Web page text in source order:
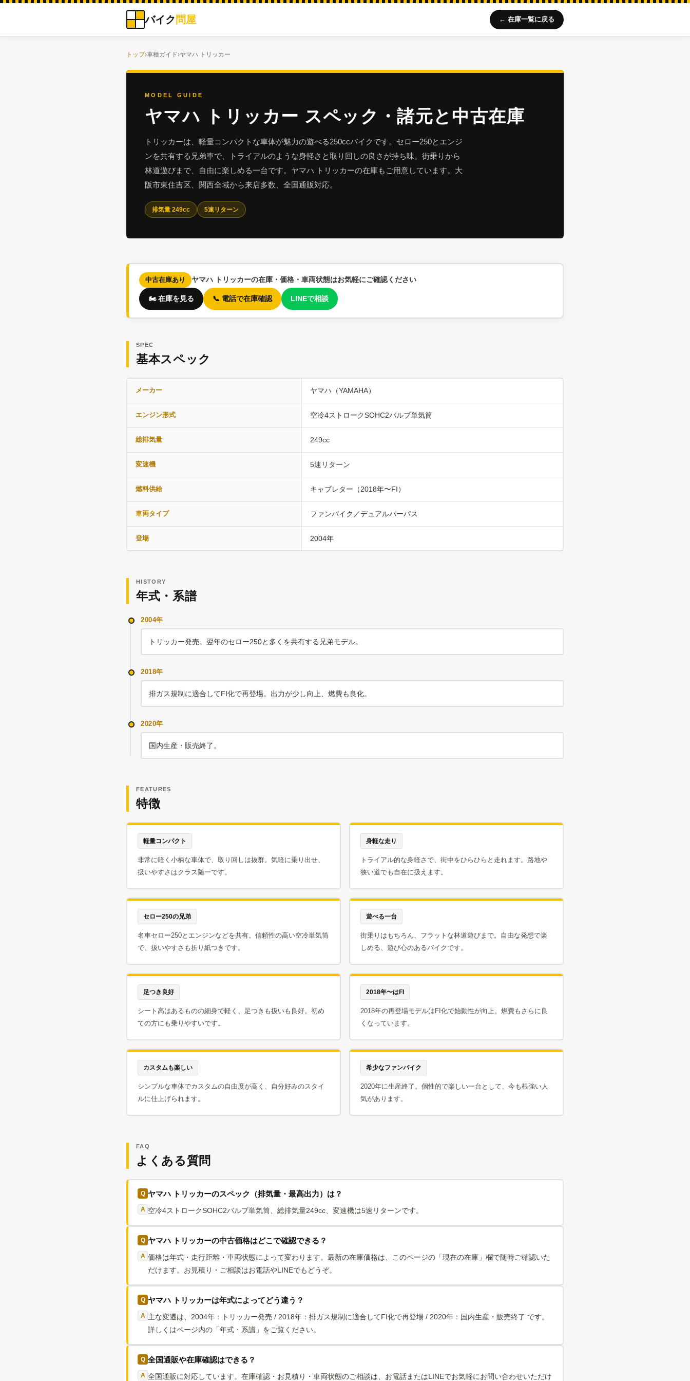
バイク 問屋 ← 在庫一覧に戻る
トップ›車種ガイド›ヤマハ トリッカー
MODEL GUIDE
ヤマハ トリッカー スペック・諸元と中古在庫
トリッカーは、軽量コンパクトな車体が魅力の遊べる250ccバイクです。セロー250とエンジ
ンを共有する兄弟車で、トライアルのような身軽さと取り回しの良さが持ち味。街乗りから
林道遊びまで、自由に楽しめる一台です。ヤマハ トリッカーの在庫もご用意しています。大
阪市東住吉区、関西全域から来店多数、全国通販対応。
排気量 249cc 5速リターン
中古在庫あり ヤマハ トリッカーの在庫・価格・車両状態はお気軽にご確認ください
🏍️ 在庫を見る 📞 電話で在庫確認 LINEで相談
SPEC
基本スペック
メーカー ヤマハ（YAMAHA）
エンジン形式 空冷4ストロークSOHC2バルブ単気筒
総排気量 249cc
変速機 5速リターン
燃料供給 キャブレター（2018年〜FI）
車両タイプ ファンバイク／デュアルパーパス
登場 2004年
HISTORY
年式・系譜
2004年
トリッカー発売。翌年のセロー250と多くを共有する兄弟モデル。
2018年
排ガス規制に適合してFI化で再登場。出力が少し向上、燃費も良化。
2020年
国内生産・販売終了。
FEATURES
特徴
軽量コンパクト
非常に軽く小柄な車体で、取り回しは抜群。気軽に乗り出せ、
扱いやすさはクラス随一です。
身軽な走り
トライアル的な身軽さで、街中をひらひらと走れます。路地や
狭い道でも自在に扱えます。
セロー250の兄弟
名車セロー250とエンジンなどを共有。信頼性の高い空冷単気筒
で、扱いやすさも折り紙つきです。
遊べる一台
街乗りはもちろん、フラットな林道遊びまで。自由な発想で楽
しめる、遊び心のあるバイクです。
足つき良好
シート高はあるものの細身で軽く、足つきも扱いも良好。初め
ての方にも乗りやすいです。
2018年〜はFI
2018年の再登場モデルはFI化で始動性が向上。燃費もさらに良
くなっています。
カスタムも楽しい
シンプルな車体でカスタムの自由度が高く、自分好みのスタイ
ルに仕上げられます。
希少なファンバイク
2020年に生産終了。個性的で楽しい一台として、今も根強い人
気があります。
FAQ
よくある質問
ヤマハ トリッカーのスペック（排気量・最高出力）は？
空冷4ストロークSOHC2バルブ単気筒、総排気量249cc、変速機は5速リターンです。
ヤマハ トリッカーの中古価格はどこで確認できる？
価格は年式・走行距離・車両状態によって変わります。最新の在庫価格は、このページの「現在の在庫」欄で随時ご確認いた
だけます。お見積り・ご相談はお電話やLINEでもどうぞ。
ヤマハ トリッカーは年式によってどう違う？
主な変遷は、2004年：トリッカー発売 / 2018年：排ガス規制に適合してFI化で再登場 / 2020年：国内生産・販売終了 です。
詳しくはページ内の「年式・系譜」をご覧ください。
全国通販や在庫確認はできる？
全国通販に対応しています。在庫確認・お見積り・車両状態のご相談は、お電話またはLINEでお気軽にお問い合わせいただけ